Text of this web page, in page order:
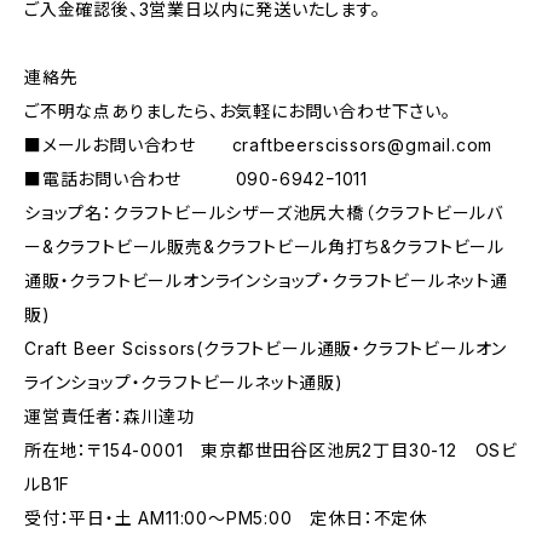
ご入金確認後、3営業日以内に発送いたします。
連絡先
ご不明な点ありましたら、お気軽にお問い合わせ下さい。
■メールお問い合わせ craftbeerscissors@gmail.com
■電話お問い合わせ 090-6942ｰ1011
ショップ名：クラフトビールシザーズ池尻大橋（クラフトビールバ
ー&クラフトビール販売&クラフトビール角打ち&クラフトビール
通販・クラフトビールオンラインショップ・クラフトビールネット通
販)
Craft Beer Scissors(クラフトビール通販・クラフトビールオン
ラインショップ・クラフトビールネット通販)
運営責任者：森川達功
所在地：〒154-0001 東京都世田谷区池尻2丁目30-12 OSビ
ルB1F
受付：平日・土 AM11:00～PM5:00 定休日：不定休